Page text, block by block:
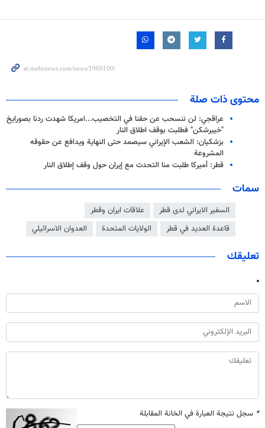
محتوى ذات صلة
عراقجي: لن ننسحب عن حقنا في التخصيب...امريكا شهدت ردنا بصورايخ
"خيبرشكن" فطلبت بوقف اطلاق النار
بزشكيان: الشعب الإيراني سيصمد حتى النهاية ويدافع عن حقوقه
المشروعة
قطر: أميركا طلبت منا التحدث مع إيران حول وقف إطلاق النار
سمات
السفير الايراني لدى قطر
علاقات ايران وقطر
قاعدة العديد في قطر
الولايات المتحدة العدوان الاسرائيلي
تعليقك
* سجل نتيجة العبارة في الخانة المقابلة